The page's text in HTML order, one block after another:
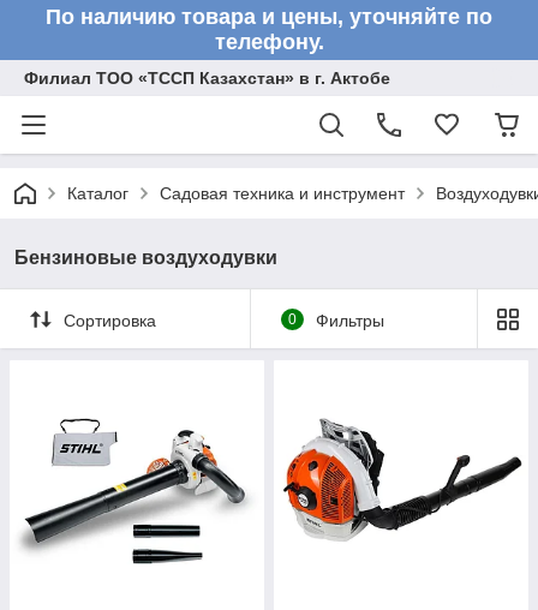
По наличию товара и цены, уточняйте по
телефону.
Филиал ТОО «ТССП Казахстан» в г. Актобе
Каталог Садовая техника и инструмент
Бензиновые воздуходувки
Сортировка 0 Фильтры